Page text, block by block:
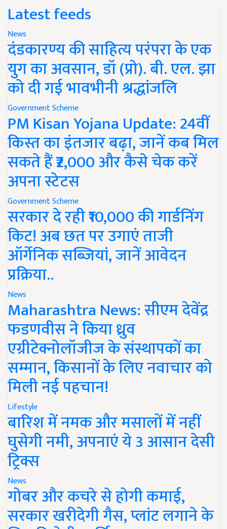
Latest feeds
News
दंडकारण्य की साहित्य परंपरा के एक
युग का अवसान, डॉ (प्रो). बी. एल. झा
को दी गई भावभीनी श्रद्धांजलि
Government Scheme
PM Kisan Yojana Update: 24वीं
किस्त का इंतजार बढ़ा, जानें कब मिल
सकते हैं ₹2,000 और कैसे चेक करें
अपना स्टेटस
Government Scheme
सरकार दे रही ₹10,000 की गार्डनिंग
किट! अब छत पर उगाएं ताजी
ऑर्गेनिक सब्जियां, जानें आवेदन
प्रक्रिया..
News
Maharashtra News: सीएम देवेंद्र
फडणवीस ने किया ध्रुव
एग्रीटेक्नोलॉजीज के संस्थापकों का
सम्मान, किसानों के लिए नवाचार को
मिली नई पहचान!
Lifestyle
बारिश में नमक और मसालों में नहीं
घुसेगी नमी, अपनाएं ये 3 आसान देसी
ट्रिक्स
News
गोबर और कचरे से होगी कमाई,
सरकार खरीदेगी गैस, प्लांट लगाने के